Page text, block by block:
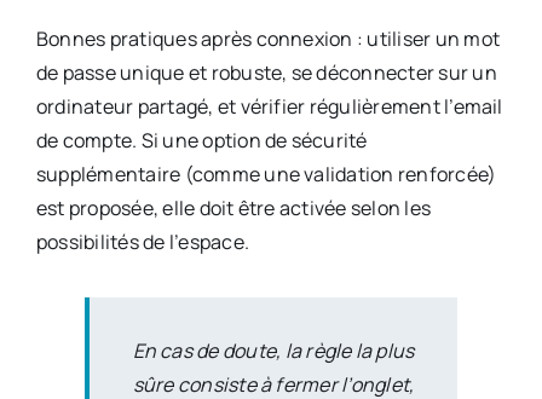
Bonnes pratiques après connexion : utiliser un mot
de passe unique et robuste, se déconnecter sur un
ordinateur partagé, et vérifier régulièrement l’email
de compte. Si une option de sécurité
supplémentaire (comme une validation renforcée)
est proposée, elle doit être activée selon les
possibilités de l’espace.
En cas de doute, la règle la plus
sûre consiste à fermer l’onglet,